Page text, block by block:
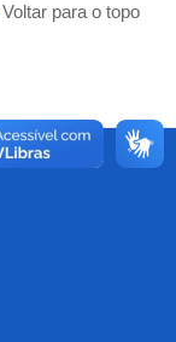
Voltar para o topo